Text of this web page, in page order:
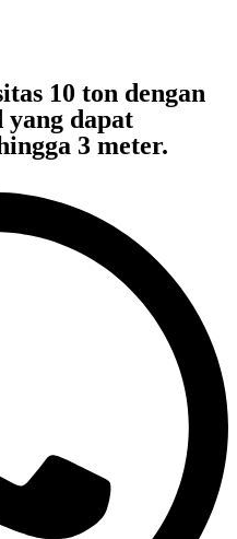
10 ton dengan
dapat
3 meter.